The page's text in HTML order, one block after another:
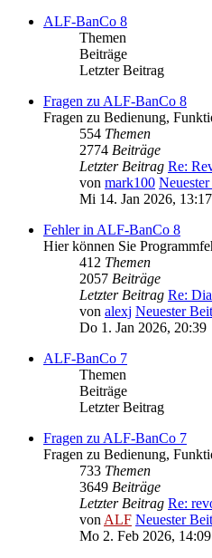
ALF-BanCo 8
Themen
Beiträge
Letzter Beitrag
Fragen zu ALF-BanCo 8
Fragen zu Bedienung,
554 Themen
2774 Beiträge
Letzter Beitrag Re:
von mark100
Mi 14. Jan 2026, 13:17
Fehler in ALF-BanCo 8
Hier können Sie
412 Themen
2057 Beiträge
Letzter Beitrag Re:
von alexj Neuester
Do 1. Jan 2026, 20:39
ALF-BanCo 7
Themen
Beiträge
Letzter Beitrag
Fragen zu ALF-BanCo 7
Fragen zu Bedienung,
733 Themen
3649 Beiträge
Letzter Beitrag Re:
vonALF Neuester
Mo 2. Feb 2026, 14:09